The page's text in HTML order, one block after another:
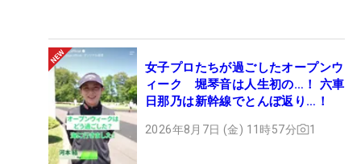
女子プロたちが過ごしたオープンウ
ィーク 堀琴音は人生初の…！ 六車
日那乃は新幹線でとんぼ返り…！
2026年8月7日 (金) 11時57分 1